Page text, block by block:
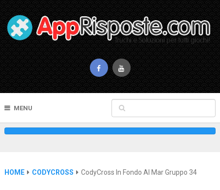
MENU
HOME CODYCROSS CodyCross In Fondo Al Mar Gruppo 34